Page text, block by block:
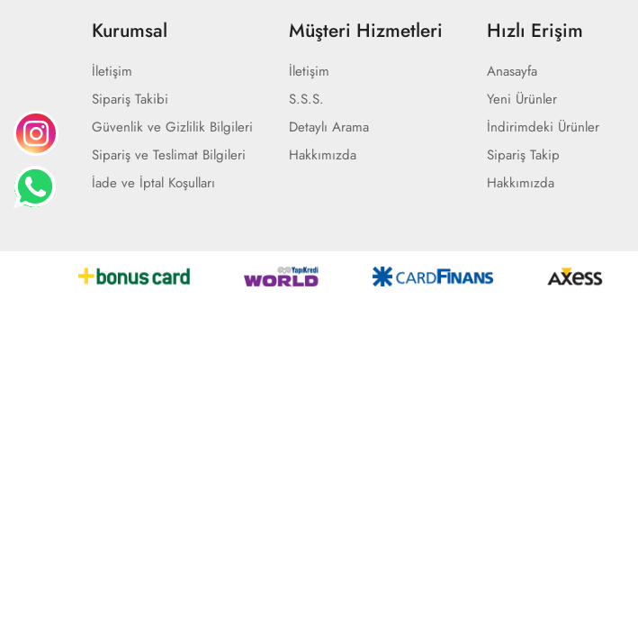
Kurumsal
İletişim
Sipariş Takibi
Güvenlik ve Gizlilik Bilgileri
Sipariş ve Teslimat Bilgileri
İade ve İptal Koşulları
Müşteri Hizmetleri
İletişim
S.S.S.
Detaylı Arama
Hakkımızda
Hızlı Erişim
Anasayfa
Yeni Ürünler
İndirimdeki Ürünler
Sipariş Takip
Hakkımızda